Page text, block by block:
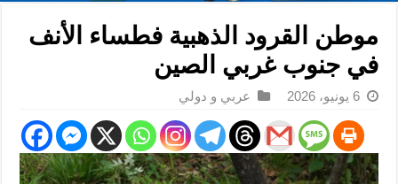
موطن القرود الذهبية فطساء الأنف
في جنوب غربي الصين
6 يونيو، 2026 عربي و دولي